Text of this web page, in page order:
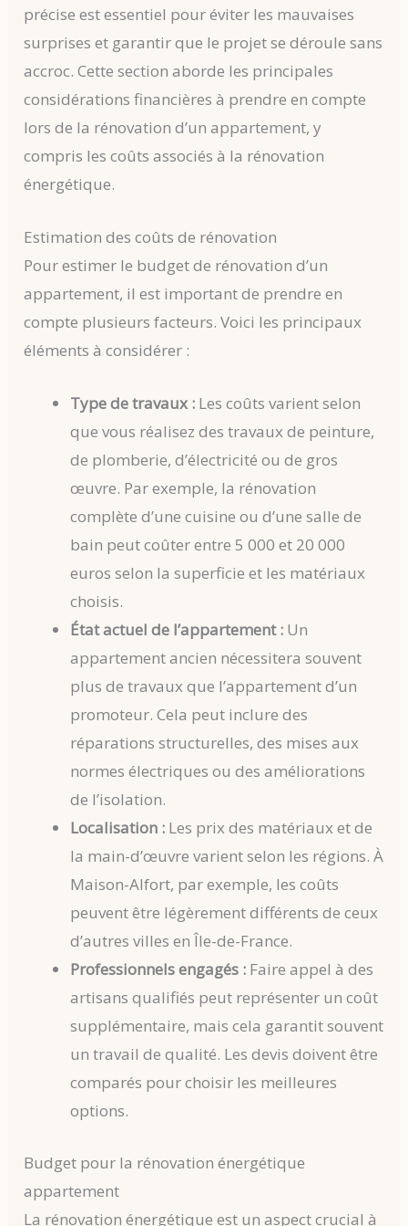
précise est essentiel pour éviter les mauvaises
surprises et garantir que le projet se déroule sans
accroc. Cette section aborde les principales
considérations financières à prendre en compte
lors de la rénovation d’un appartement, y
compris les coûts associés à la rénovation
énergétique.
Estimation des coûts de rénovation
Pour estimer le budget de rénovation d’un
appartement, il est important de prendre en
compte plusieurs facteurs. Voici les principaux
éléments à considérer :
Type de travaux : Les coûts varient selon
que vous réalisez des travaux de peinture,
de plomberie, d’électricité ou de gros
œuvre. Par exemple, la rénovation
complète d’une cuisine ou d’une salle de
bain peut coûter entre 5 000 et 20 000
euros selon la superficie et les matériaux
choisis.
État actuel de l’appartement : Un
appartement ancien nécessitera souvent
plus de travaux que l’appartement d’un
promoteur. Cela peut inclure des
réparations structurelles, des mises aux
normes électriques ou des améliorations
de l’isolation.
Localisation : Les prix des matériaux et de
la main-d’œuvre varient selon les régions. À
Maison-Alfort, par exemple, les coûts
peuvent être légèrement différents de ceux
d’autres villes en Île-de-France.
Professionnels engagés : Faire appel à des
artisans qualifiés peut représenter un coût
supplémentaire, mais cela garantit souvent
un travail de qualité. Les devis doivent être
comparés pour choisir les meilleures
options.
Budget pour la rénovation énergétique
appartement
La rénovation énergétique est un aspect crucial à